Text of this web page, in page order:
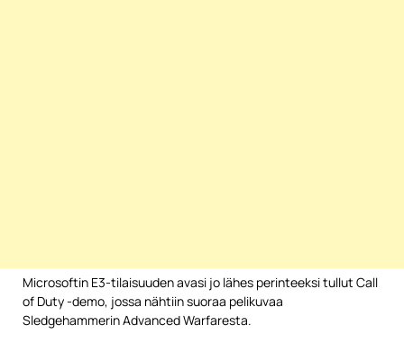
Microsoftin E3-tilaisuuden avasi jo lähes perinteeksi tullut Call
of Duty -demo, jossa nähtiin suoraa pelikuvaa
Sledgehammerin Advanced Warfaresta.